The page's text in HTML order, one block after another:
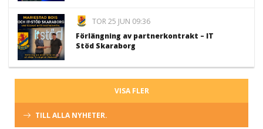
TOR 25 JUN 09:36
Förlängning av partnerkontrakt – IT
Stöd Skaraborg
VISA FLER
TILL ALLA NYHETER.